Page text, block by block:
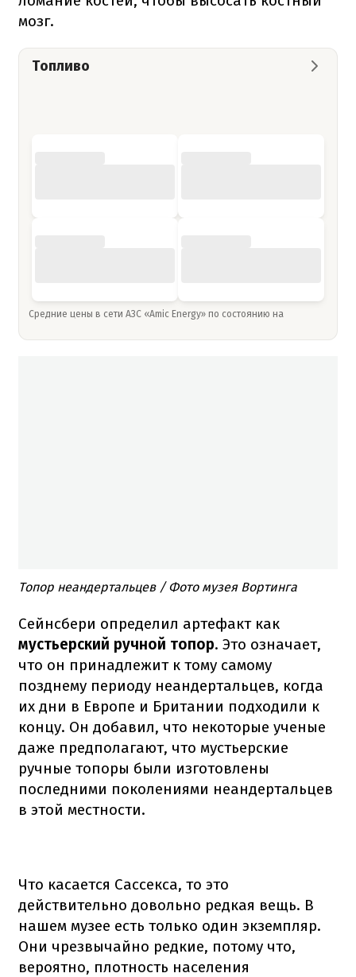
мозг.
Топливо
Средние цены в сети АЗС «Amic Energy» по состоянию на
Топор неандертальцев / Фото музея Вортинга
Сейнсбери определил артефакт как
мустьерский ручной топор. Это означает,
что он принадлежит к тому самому
позднему периоду неандертальцев, когда
их дни в Европе и Британии подходили к
концу. Он добавил, что некоторые ученые
даже предполагают, что мустьерские
ручные топоры были изготовлены
последними поколениями неандертальцев
в этой местности.
Что касается Сассекса, то это
действительно довольно редкая вещь. В
нашем музее есть только один экземпляр.
Они чрезвычайно редкие, потому что,
вероятно, плотность населения